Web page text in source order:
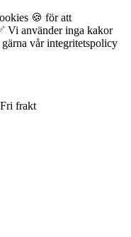
🍪 för att
Vi använder inga kakor
vår integritetspolicy
frakt